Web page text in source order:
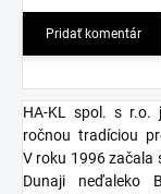
Pridať komentár
HA-KL spol. s r.o.
ročnou tradíciou
V roku 1996 začala
Dunaji neďaleko